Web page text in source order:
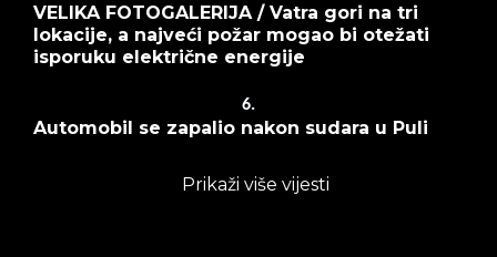
VELIKA FOTOGALERIJA / Vatra gori na tri
lokacije, a najveći požar mogao bi otežati
isporuku električne energije
6.
Automobil se zapalio nakon sudara u Puli
Prikaži više vijesti